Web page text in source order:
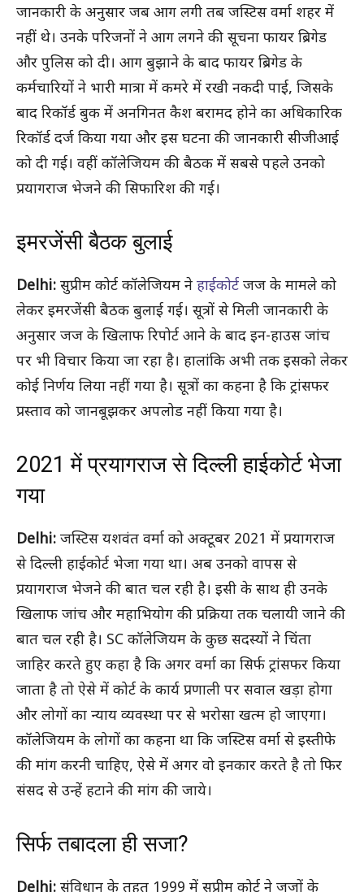
जानकारी के अनुसार जब आग लगी तब जस्टिस वर्मा शहर में
नहीं थे। उनके परिजनों ने आग लगने की सूचना फायर ब्रिगेड
और पुलिस को दी। आग बुझाने के बाद फायर ब्रिगेड के
कर्मचारियों ने भारी मात्रा में कमरे में रखी नकदी पाई, जिसके
बाद रिकॉर्ड बुक में अनगिनत कैश बरामद होने का अधिकारिक
रिकॉर्ड दर्ज किया गया और इस घटना की जानकारी सीजीआई
को दी गई। वहीं कॉलेजियम की बैठक में सबसे पहले उनको
प्रयागराज भेजने की सिफारिश की गई।
इमरजेंसी बैठक बुलाई
Delhi: सुप्रीम कोर्ट कॉलेजियम ने हाईकोर्ट जज के मामले को
लेकर इमरजेंसी बैठक बुलाई गई। सूत्रों से मिली जानकारी के
अनुसार जज के खिलाफ रिपोर्ट आने के बाद इन-हाउस जांच
पर भी विचार किया जा रहा है। हालांकि अभी तक इसको लेकर
कोई निर्णय लिया नहीं गया है। सूत्रों का कहना है कि ट्रांसफर
प्रस्ताव को जानबूझकर अपलोड नहीं किया गया है।
2021 में प्रयागराज से दिल्ली हाईकोर्ट भेजा
गया
Delhi: जस्टिस यशवंत वर्मा को अक्टूबर 2021 में प्रयागराज
से दिल्ली हाईकोर्ट भेजा गया था। अब उनको वापस से
प्रयागराज भेजने की बात चल रही है। इसी के साथ ही उनके
खिलाफ जांच और महाभियोग की प्रक्रिया तक चलायी जाने की
बात चल रही है। SC कॉलेजियम के कुछ सदस्यों ने चिंता
जाहिर करते हुए कहा है कि अगर वर्मा का सिर्फ ट्रांसफर किया
जाता है तो ऐसे में कोर्ट के कार्य प्रणाली पर सवाल खड़ा होगा
और लोगों का न्याय व्यवस्था पर से भरोसा खत्म हो जाएगा।
कॉलेजियम के लोगों का कहना था कि जस्टिस वर्मा से इस्तीफे
की मांग करनी चाहिए, ऐसे में अगर वो इनकार करते है तो फिर
संसद से उन्हें हटाने की मांग की जाये।
सिर्फ तबादला ही सजा?